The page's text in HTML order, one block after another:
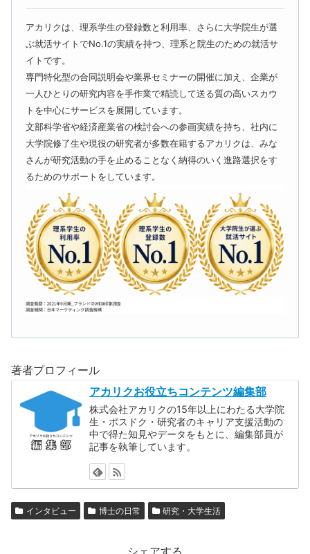
アカリクは、理系学生の登録数と利用率、さらに大学院生が選
ぶ就活サイトでNo.1の実績を持つ、理系と院生のための就活サ
イトです。
専門特化型の合同説明会や業界セミナーの開催に加え、企業が
一人ひとりの研究内容を手作業で精読して送る質の高いスカウ
トを中心にサービスを展開しています。
文部科学省や経済産業省の検討会への参画実績を持ち、社内に
大学院修了生や現役の研究者が多数在籍するアカリクは、みな
さんが研究活動の手を止めることなく納得のいく進路選択をす
るためのサポートをしています。
著者プロフィール
アカリクお役立ちコンテンツ編集部
株式会社アカリクの15年以上にわたる大学院
生・ポスドク・研究者のキャリア支援活動の
中で得た知見やデータをもとに、編集部員が
記事を執筆しています。
インタビュー 博士の日常 研究・大学生活
シェアする